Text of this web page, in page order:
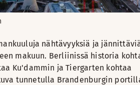
nähtävyyksiä ja
makuun. Berliinissä historia
Ku'dammin ja Tiergarten kohtaa
tunnetulla Brandenburgin